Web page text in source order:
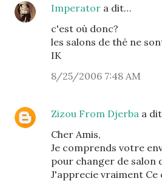
Imperator a dit…
c'est où donc?
les salons de thé ne
IK
8/25/2006 7:48 AM
Zizou From Djerba a
Cher Amis,
Je comprends votre
pour changer de salon
J'apprecie vraiment Ce